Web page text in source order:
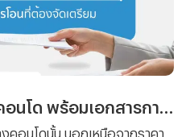
คอนโดนั้น นอกเหนือจากราคา